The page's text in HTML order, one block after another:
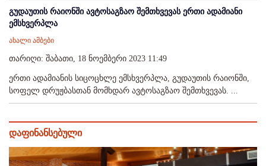
გუდაუთის რაიონში ავტოსაგზაო შემთხვევას ერთი ადამიანი
ემსხვერპლა
ახალი ამბები
თარიღი: შაბათი, 18 ნოემბერი 2023 11:49
ერთი ადამიანის სიცოცხლე ემსხვერპლა, გუდაუთის რაიონში,
სოფელ დრუჟბასთან მომხდარ ავტოსაგზაო შემთხვევას. ...
დაფინანსებული